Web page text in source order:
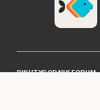
DWUTYGODNIK FORUM